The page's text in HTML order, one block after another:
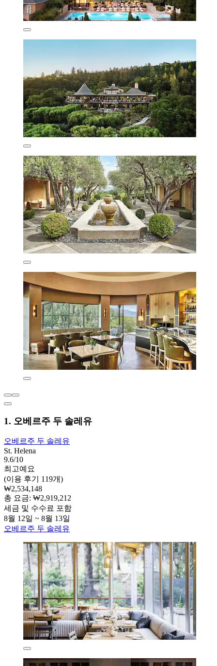
1. 오베르주 두 솔레유
오베르주 두 솔레유
St. Helena
9.6/10
최고예요
(이용 후기 119개)
₩2,534,148
총 요금: ₩2,919,212
세금 및 수수료 포함
8월 12일 ~ 8월 13일
오베르주 두 솔레유